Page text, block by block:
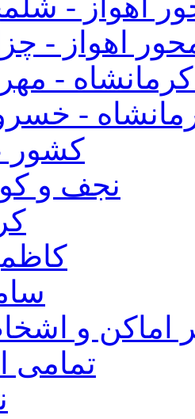
اهواز -
-
-
كشور
نجف و
اماكن و
تمامی